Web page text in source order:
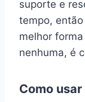
suporte e
tempo,
melhor
nenhuma, é
Como